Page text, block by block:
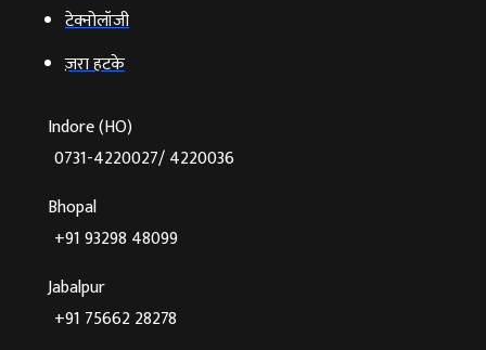
टेक्‍नोलॉजी
ज़रा हटके
Indore (HO)
0731-4220027/ 4220036
Bhopal
+91 93298 48099
Jabalpur
+91 75662 28278